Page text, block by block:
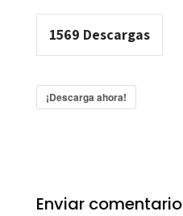
1569 Descargas
¡Descarga ahora!
Enviar comentario